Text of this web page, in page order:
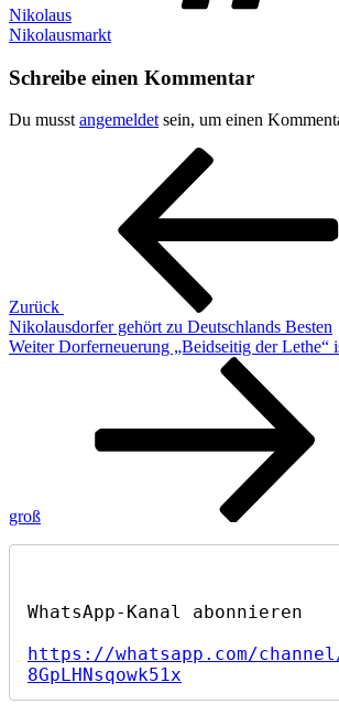
Nikolaus
Nikolausmarkt
Schreibe einen Kommentar
Du musst angemeldet sein, um einen
Beitragsnavigation
Zurück
Nikolausdorfer gehört zu Deutschlands Besten
Nächster
Weiter Dorferneuerung „Beidseitig der Lethe“
groß
https://whatsapp.com/channel/
8GpLHNsqowk51x